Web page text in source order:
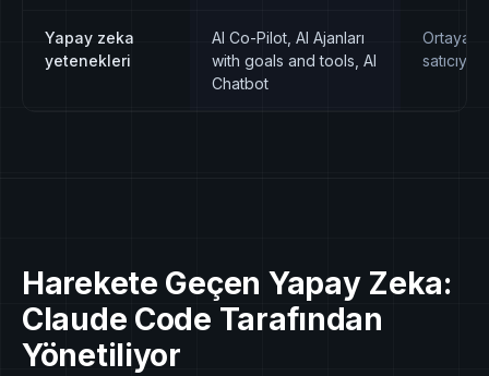
Yapay zeka
yetenekleri
AI Co-Pilot, AI Ajanları
with goals and tools, AI
Chatbot
Ortaya
satıcıya
Harekete Geçen Yapay Zeka:
Claude Code Tarafından
Yönetiliyor